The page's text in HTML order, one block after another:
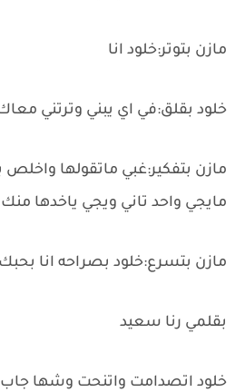
مازن بتوتر:خلود انا
خلود بقلق:في اي يبني وترتني
مازن بتفكير:غبي ماتقولها واخلص
مايجي واحد تاني ويجي ياخدها منك
مازن بتسرع:خلود بصراحه انا بحبك
بقلمي رنا سعيد
خلود اتصدامت واتنحت وشها